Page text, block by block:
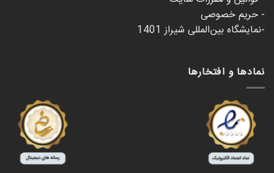
- حریم خصوصی
-نمایشگاه بین‌المللی شیراز 1401
نمادها و افتخارها